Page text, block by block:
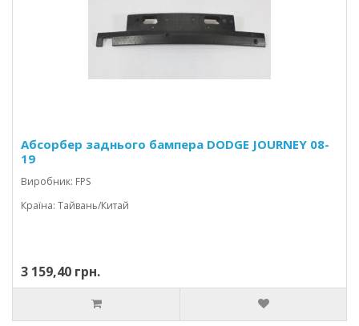
Абсорбер заднього бампера DODGE JOURNEY 08-
19
Виробник: FPS
Країна: Тайвань/Китай
3 159,40 грн.